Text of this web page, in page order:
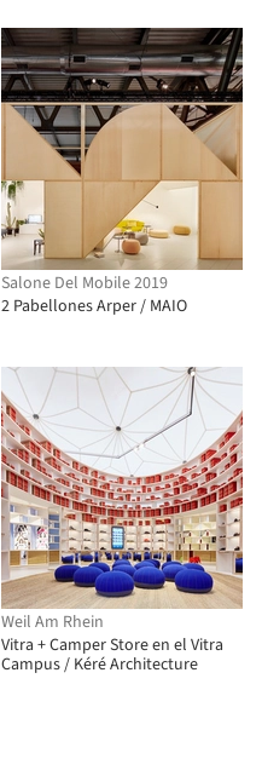
Salone Del Mobile 2019
2 Pabellones Arper / MAIO
Weil Am Rhein
Vitra + Camper Store en el Vitra
Campus / Kéré Architecture